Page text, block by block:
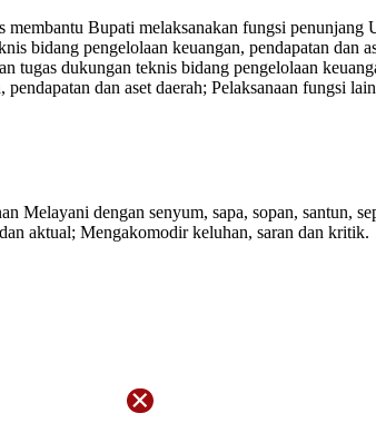
Bupati melaksanakan fungsi penunjang
bidang pengelolaan keuangan, pendapatan dan
tugas dukungan teknis bidang pengelolaan
dan aset daerah; Pelaksanaan fungsi
dengan senyum, sapa, sopan, santun,
aktual; Mengakomodir keluhan, saran dan kritik.